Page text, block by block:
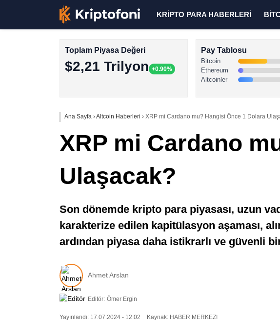
KRİPTO PARA HABERLERİ
Toplam Piyasa Değeri
$2,21 Trilyon +0.90%
Pay Tablosu
Bitcoin
Ethereum
Altcoinler
Ana Sayfa ›Altcoin Haberleri › XRP mi Cardano mu? Hangisi Önce 1 Dolara
XRP mi Cardano
Ulaşacak?
Son dönemde kripto para piyasası, uzun
karakterize edilen kapitülasyon aşaması,
ardından piyasa daha istikrarlı ve güvenli
Ahmet Arslan
Editör: Ömer Ergin
Yayınlandı: 17.07.2024 - 12:02 Kaynak: HABER MERKEZI